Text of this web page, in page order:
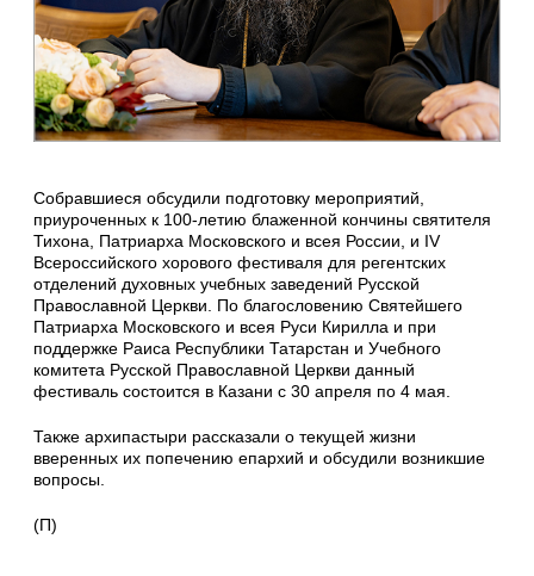
Собравшиеся обсудили подготовку мероприятий,
приуроченных к 100-летию блаженной кончины святителя
Тихона, Патриарха Московского и всея России, и IV
Всероссийского хорового фестиваля для регентских
отделений духовных учебных заведений Русской
Православной Церкви. По благословению Святейшего
Патриарха Московского и всея Руси Кирилла и при
поддержке Раиса Республики Татарстан и Учебного
комитета Русской Православной Церкви данный
фестиваль состоится в Казани с 30 апреля по 4 мая.
Также архипастыри рассказали о текущей жизни
вверенных их попечению епархий и обсудили возникшие
вопросы.
(П)